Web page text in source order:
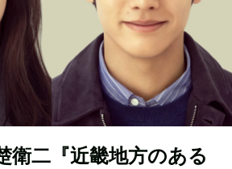
衛二『近畿地方のある